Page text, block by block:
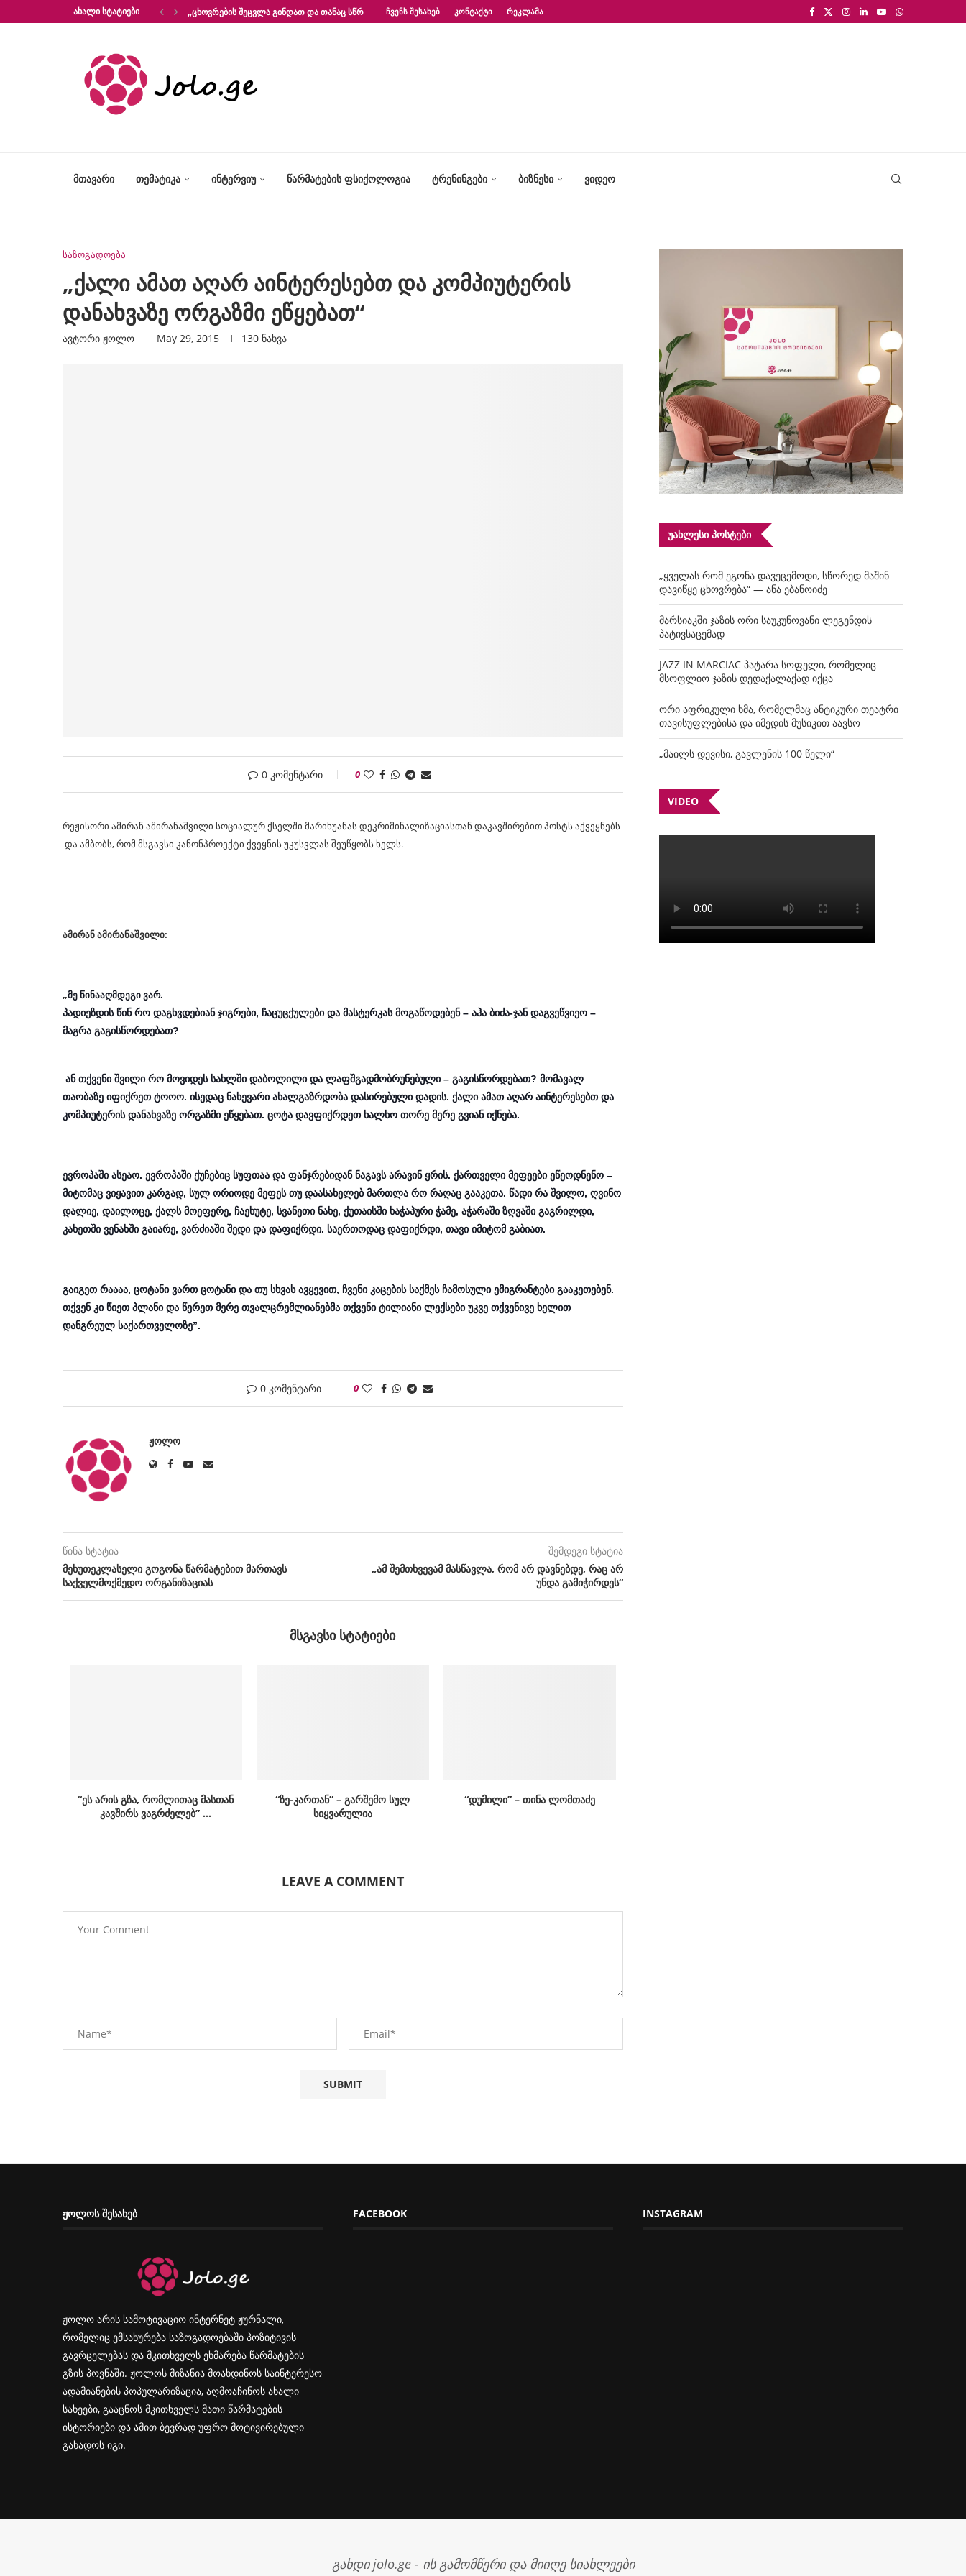
ᲐᲮᲐᲚᲘ ᲡᲢᲐᲢᲘᲔᲑᲘ „ᲪᲮᲝᲕᲠᲔᲑᲘᲡ ᲨᲔᲪᲕᲚᲐ ᲒᲘᲜᲓᲐᲗ ᲓᲐ ᲗᲐᲜᲐᲪ ᲡᲬᲠᲐᲤᲐᲓ?“ – ᲤᲡᲘᲥᲝᲚᲝᲒᲘᲡ...
ᲩᲕᲔᲜᲡ ᲨᲔᲡᲐᲮᲔᲑ ᲙᲝᲜᲢᲐᲥᲢᲘ ᲠᲔᲙᲚᲐᲛᲐ
ᲛᲗᲐᲕᲐᲠᲘ ᲗᲔᲛᲐᲢᲘᲙᲐ ᲘᲜᲢᲔᲠᲕᲘᲣ ᲬᲐᲠᲛᲐᲢᲔᲑᲘᲡ ᲤᲡᲘᲥᲝᲚᲝᲒᲘᲐ ᲢᲠᲔᲜᲘᲜᲒᲔᲑᲘ ᲑᲘᲖᲜᲔᲡᲘ ᲕᲘᲓᲔᲝ
საზოგადოება
„ქალი ამათ აღარ აინტერესებთ და კომპიუტერის
დანახვაზე ორგაზმი ეწყებათ“
ავტორი Ჟოლო May 29, 2015 130 ნახვა
0 კომენტარი 0
რეჟისორი ამირან ამირანაშვილი სოციალურ ქსელში მარიხუანას დეკრიმინალიზაციასთან დაკავშირებით პოსტს აქვეყნებს
და ამბობს, რომ მსგავსი კანონპროექტი ქვეყნის უკუსვლას შეუწყობს ხელს.
ამირან ამირანაშვილი:
„მე წინააღმდეგი ვარ.
პადიეზდის წინ რო დაგხვდებიან ჯიგრები, ჩაცუცქულები და მასტერკას მოგაწოდებენ – აჰა ბიძა-ჯან დაგვეწვიეო –
მაგრა გაგისწორდებათ?
ან თქვენი შვილი რო მოვიდეს სახლში დაბოლილი და ლაფშგადმობრუნებული – გაგისწორდებათ? მომავალ
თაობაზე იფიქრეთ ტოოო. ისედაც ნახევარი ახალგაზრდობა დასირებული დადის. ქალი ამათ აღარ აინტერესებთ და
კომპიუტერის დანახვაზე ორგაზმი ეწყებათ. ცოტა დავფიქრდეთ ხალხო თორე მერე გვიან იქნება.
ევროპაში ასეაო. ევროპაში ქუჩებიც სუფთაა და ფანჯრებიდან ნაგავს არავინ ყრის. ქართველი მეფეები ეწეოდნენო –
მიტომაც ვიყავით კარგად, სულ ორიოდე მეფეს თუ დაასახელებ მართლა რო რაღაც გააკეთა. წადი რა შვილო, ღვინო
დალიე, დაილოცე, ქალს მოეფერე, ჩაეხუტე, სვანეთი ნახე, ქუთაისში ხაჭაპური ჭამე, აჭარაში ზღვაში გაგრილდი,
კახეთში ვენახში გაიარე, ვარძიაში შედი და დაფიქრდი. საერთოდაც დაფიქრდი, თავი იმიტომ გაბიათ.
გაიგეთ რაააა, ცოტანი ვართ ცოტანი და თუ სხვას ავყევით, ჩვენი კაცების საქმეს ჩამოსული ემიგრანტები გააკეთებენ.
თქვენ კი წიეთ პლანი და წერეთ მერე თვალცრემლიანებმა თქვენი ტილიანი ლექსები უკვე თქვენივე ხელით
დანგრეულ საქართველოზე”.
0 კომენტარი 0
ᲟᲝᲚᲝ
წინა სტატია
მეხუთეკლასელი გოგონა წარმატებით მართავს
საქველმოქმედო ორგანიზაციას
შემდეგი სტატია
„ამ შემთხვევამ მასწავლა, რომ არ დავნებდე, რაც არ
უნდა გამიჭირდეს“
ᲛᲡᲒᲐᲕᲡᲘ ᲡᲢᲐᲢᲘᲔᲑᲘ
“ეს არის გზა, რომლითაც მასთან
კავშირს ვაგრძელებ” …
“ზე-კართან” – გარშემო სულ
სიყვარულია
“დუმილი” – თინა ლომთაძე
LEAVE A COMMENT
ᲣᲐᲮᲚᲔᲡᲘ ᲞᲝᲡᲢᲔᲑᲘ
„ყველას რომ ეგონა დავეცემოდი, სწორედ მაშინ
დავიწყე ცხოვრება“ — ანა ებანოიძე
მარსიაკში ჯაზის ორი საუკუნოვანი ლეგენდის
პატივსაცემად
JAZZ IN MARCIAC პატარა სოფელი, რომელიც
მსოფლიო ჯაზის დედაქალაქად იქცა
ორი აფრიკული ხმა, რომელმაც ანტიკური თეატრი
თავისუფლებისა და იმედის მუსიკით აავსო
„მაილს დევისი, გავლენის 100 წელი“
VIDEO
ᲟᲝᲚᲝᲡ ᲨᲔᲡᲐᲮᲔᲑ
ჟოლო არის სამოტივაციო ინტერნეტ ჟურნალი,
რომელიც ემსახურება საზოგადოებაში პოზიტივის
გავრცელებას და მკითხველს ეხმარება წარმატების
გზის პოვნაში. ჟოლოს მიზანია მოახდინოს საინტერესო
ადამიანების პოპულარიზაცია, აღმოაჩინოს ახალი
სახეები, გააცნოს მკითხველს მათი წარმატების
ისტორიები და ამით ბევრად უფრო მოტივირებული
გახადოს იგი.
FACEBOOK INSTAGRAM
გახდი jolo.ge - ის გამომწერი და მიიღე სიახლეები